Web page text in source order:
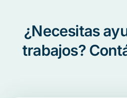
¿Necesitas
trabajos?